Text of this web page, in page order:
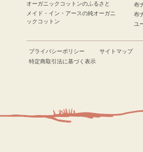
オーガニックコットンのふるさと
メイド・イン・アースの純オーガニ
ックコットン
布
布
ユ
プライバシーポリシー
サイトマップ
特定商取引法に基づく表示